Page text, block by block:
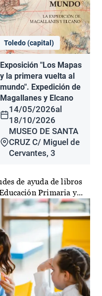
Toledo (capital)
Exposición "Los Mapas
y la primera vuelta al
mundo". Expedición de
Magallanes y Elcano
14/05/2026al
18/10/2026
MUSEO DE SANTA
CRUZ C/ Miguel de
Cervantes, 3
de ayuda de libros
Primaria y...